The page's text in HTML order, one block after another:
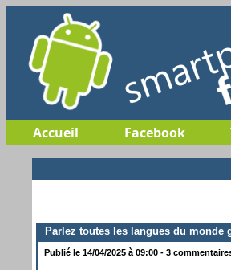
Accueil Facebook
Parlez toutes les langues du monde
Publié le 14/04/2025 à 09:00 - 3